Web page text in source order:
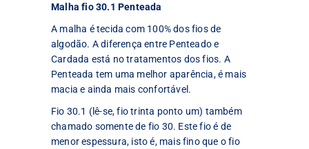
Malha fio 30.1 Penteada
A malha é tecida com 100% dos fios de
algodão. A diferença entre Penteado e
Cardada está no tratamentos dos fios. A
Penteada tem uma melhor aparência, é mais
macia e ainda mais confortável.
Fio 30.1 (lê-se, fio trinta ponto um) também
chamado somente de fio 30. Este fio é de
menor espessura, isto é, mais fino que o fio